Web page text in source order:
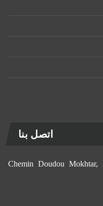
اتصل بنا
11, Chemin Doudou